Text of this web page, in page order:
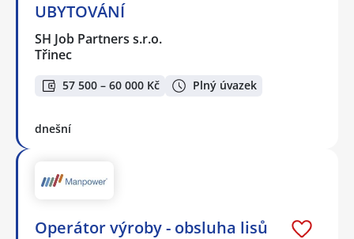
UBYTOVÁNÍ
SH Job Partners s.r.o.
Třinec
57 500 – 60 000 Kč Plný úvazek
dnešní
Operátor výroby - obsluha lisů